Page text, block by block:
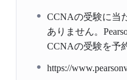
CCNAの受験に当
ありません。
CCNAの受験を予
https://